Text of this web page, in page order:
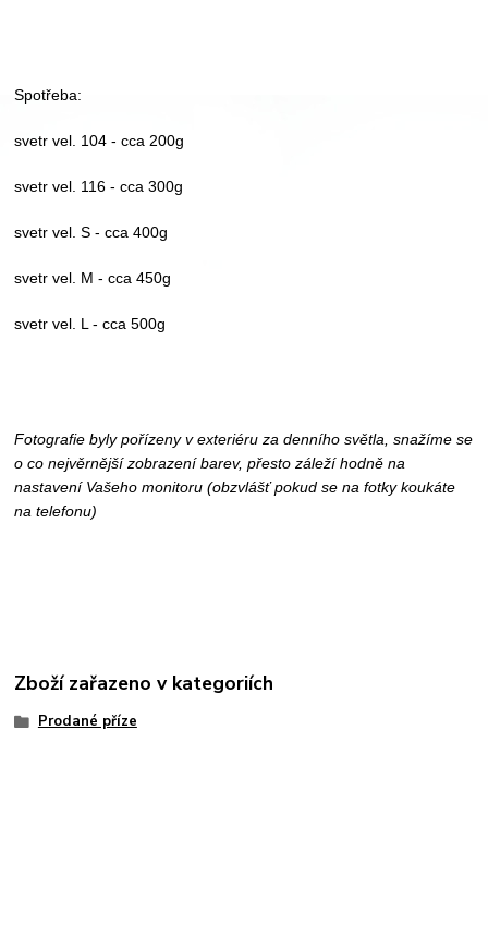
Spotřeba:
svetr vel. 104 - cca 200g
svetr vel. 116 - cca 300g
svetr vel. S - cca 400g
svetr vel. M - cca 450g
svetr vel. L - cca 500g
Fotografie byly pořízeny v exteriéru za denního světla, snažíme se
o co nejvěrnější zobrazení barev, přesto záleží hodně na
nastavení Vašeho monitoru (obzvlášť pokud se na fotky koukáte
na telefonu)
Zboží zařazeno v kategoriích
Prodané příze